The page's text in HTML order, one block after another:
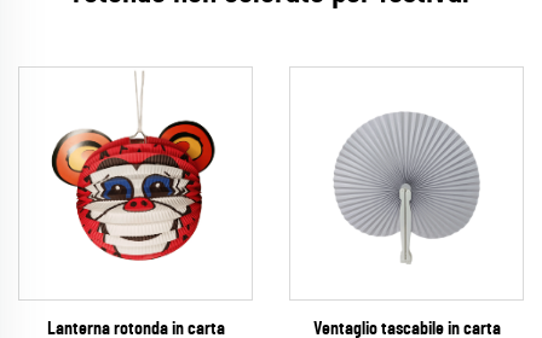
Lanterna rotonda in carta Ventaglio tascabile in carta